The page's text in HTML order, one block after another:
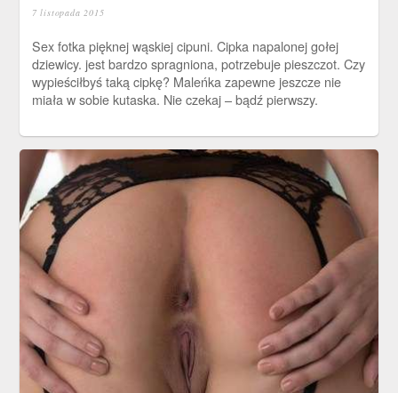
7 listopada 2015
Sex fotka pięknej wąskiej cipuni. Cipka napalonej gołej
dziewicy. jest bardzo spragniona, potrzebuje pieszczot. Czy
wypieściłbyś taką cipkę? Maleńka zapewne jeszcze nie
miała w sobie kutaska. Nie czekaj – bądź pierwszy.